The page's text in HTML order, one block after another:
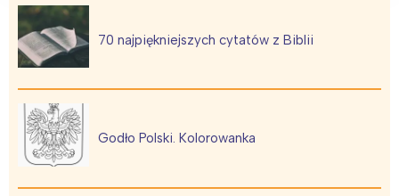
70 najpiękniejszych cytatów z Biblii
Godło Polski. Kolorowanka